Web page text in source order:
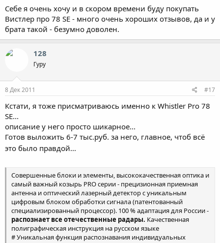
Себе я очень хочу и в скором времени буду покупать
Вистлер про 78 SE - много очень хороших отзывов, да и у
брата такой - безумно доволен.
128
Гуру
8 Дек 2011 #17
Кстати, я тоже присматриваюсь именно к Whistler Pro 78
SE...
описание у него просто шикарное...
Готов выложить 6-7 тыс.руб. за него, главное, чтоб всё
это было правдой...
Совершенные блоки и элементы, высококачественная оптика и
самый важный козырь PRO серии - прецизионная приемная
антенна и оптический лазерный детектор с уникальным
цифровым блоком обработки сигнала (патентованный
специализированный процессор). 100 % адаптация для России -
распознает все отечественные радары. Качественная
полиграфическая инструкция на русском языке
# Уникальная функция распознавания индивидуальных